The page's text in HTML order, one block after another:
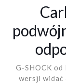
G-SHOCK
wersji widać